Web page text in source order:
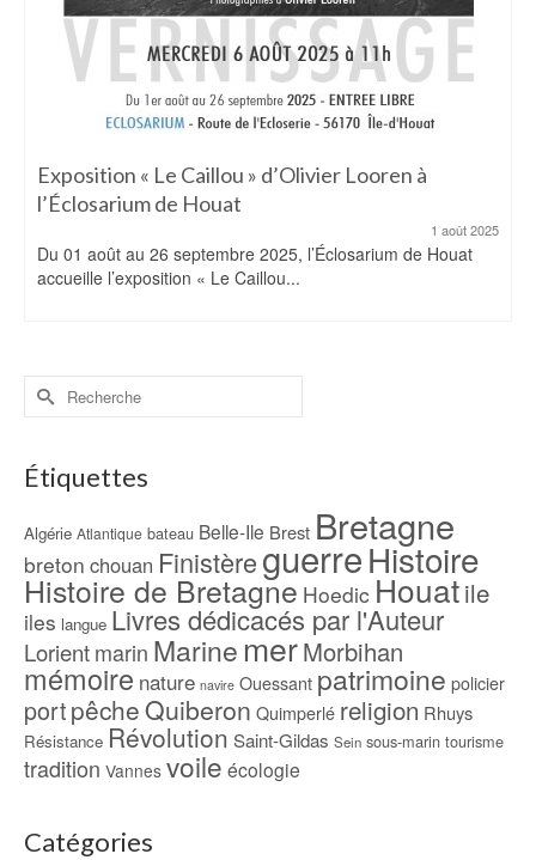
Exposition « Le Caillou » d’Olivier Looren à
l’Éclosarium de Houat
1 août 2025
Du 01 août au 26 septembre 2025, l’Éclosarium de Houat
accueille l’exposition « Le Caillou...
Rechercher :
Étiquettes
Algérie Atlantique bateau Belle-Ile Brest Bretagne
breton chouan FinistèreguerreHistoire
Histoire de Bretagne Hoedic Houatile
iles langue Livres dédicacés par l'Auteur
Lorientmarin Marine merMorbihan
mémoire nature navire Ouessant patrimoine policier
portpêcheQuiberon Quimperlé religion Rhuys
Résistance Révolution Saint-Gildas Sein sous-marin tourisme
tradition Vannes voile écologie
Catégories